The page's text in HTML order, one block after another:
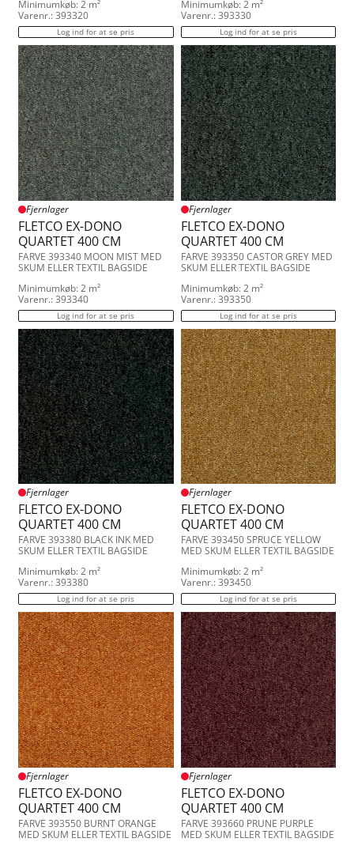
Minimumkøb: 2 m²
Varenr.: 393320
Log ind for at se pris
Minimumkøb: 2 m²
Varenr.: 393330
Log ind for at se pris
Fjernlager
FLETCO EX-DONO
QUARTET 400 CM
FARVE 393340 MOON MIST MED
SKUM ELLER TEXTIL BAGSIDE
Minimumkøb: 2 m²
Varenr.: 393340
Log ind for at se pris
Fjernlager
FLETCO EX-DONO
QUARTET 400 CM
FARVE 393350 CASTOR GREY MED
SKUM ELLER TEXTIL BAGSIDE
Minimumkøb: 2 m²
Varenr.: 393350
Log ind for at se pris
Fjernlager
FLETCO EX-DONO
QUARTET 400 CM
FARVE 393380 BLACK INK MED
SKUM ELLER TEXTIL BAGSIDE
Minimumkøb: 2 m²
Varenr.: 393380
Log ind for at se pris
Fjernlager
FLETCO EX-DONO
QUARTET 400 CM
FARVE 393450 SPRUCE YELLOW
MED SKUM ELLER TEXTIL BAGSIDE
Minimumkøb: 2 m²
Varenr.: 393450
Log ind for at se pris
Fjernlager
FLETCO EX-DONO
QUARTET 400 CM
FARVE 393550 BURNT ORANGE
MED SKUM ELLER TEXTIL BAGSIDE
Fjernlager
FLETCO EX-DONO
QUARTET 400 CM
FARVE 393660 PRUNE PURPLE
MED SKUM ELLER TEXTIL BAGSIDE